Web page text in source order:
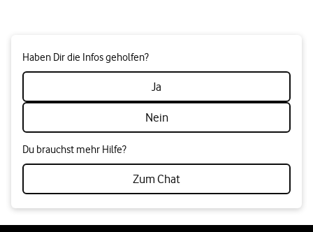
Haben Dir die Infos geholfen?
Ja
Nein
Du brauchst mehr Hilfe?
Zum Chat